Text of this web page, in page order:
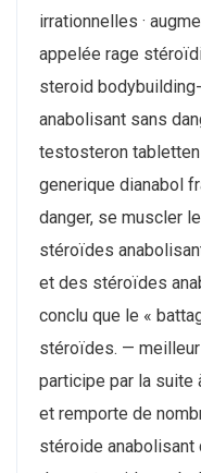
irrationnelles ·
appelée rage
steroid
anabolisant sans
testosteron
generique dianabol
danger, se muscler
stéroïdes
et des stéroïdes
conclu que le «
stéroïdes. —
participe par la suite
et remporte de
stéroide anabolisant